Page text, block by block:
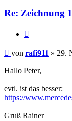
Re: Zeichnung
Beitrag
von rafi911 » 29.
Hallo Peter,
evtl. ist das besser:
https://
Gruß Rainer